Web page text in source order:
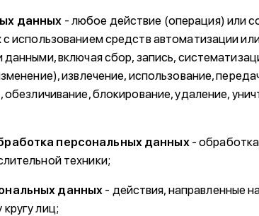
данных - любое действие (операция) или
использованием средств автоматизации
включая сбор, запись,
извлечение, использование,
блокирование, удаление,
персональных данных-
техники;
данных- действия, направленные
лиц;